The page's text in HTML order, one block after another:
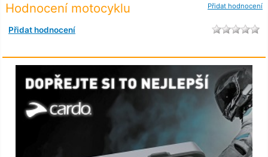
Přidat hodnocení
Hodnocení motocyklu
Přidat hodnocení